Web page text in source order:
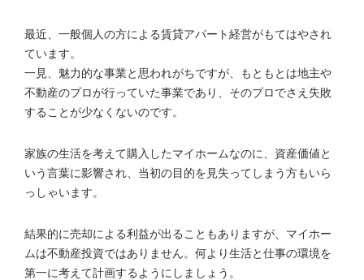
最近、一般個人の方による賃貸アパート経営がもてはやされ
ています。
一見、魅力的な事業と思われがちですが、もともとは地主や
不動産のプロが行っていた事業であり、そのプロでさえ失敗
することが少なくないのです。
家族の生活を考えて購入したマイホームなのに、資産価値と
いう言葉に影響され、当初の目的を見失ってしまう方もいら
っしゃいます。
結果的に売却による利益が出ることもありますが、マイホー
ムは不動産投資ではありません。何より生活と仕事の環境を
第一に考えて計画するようにしましょう。